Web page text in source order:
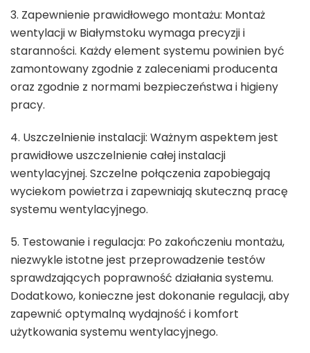
3. Zapewnienie prawidłowego montażu: Montaż
wentylacji w Białymstoku wymaga precyzji i
staranności. Każdy element systemu powinien być
zamontowany zgodnie z zaleceniami producenta
oraz zgodnie z normami bezpieczeństwa i higieny
pracy.
4. Uszczelnienie instalacji: Ważnym aspektem jest
prawidłowe uszczelnienie całej instalacji
wentylacyjnej. Szczelne połączenia zapobiegają
wyciekom powietrza i zapewniają skuteczną pracę
systemu wentylacyjnego.
5. Testowanie i regulacja: Po zakończeniu montażu,
niezwykle istotne jest przeprowadzenie testów
sprawdzających poprawność działania systemu.
Dodatkowo, konieczne jest dokonanie regulacji, aby
zapewnić optymalną wydajność i komfort
użytkowania systemu wentylacyjnego.